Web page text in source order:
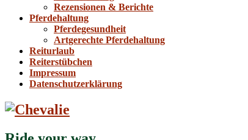
Rezensionen & Berichte
Pferdehaltung
Pferdegesundheit
Artgerechte Pferdehaltung
Reiturlaub
Reiterstübchen
Impressum
Datenschutzerklärung